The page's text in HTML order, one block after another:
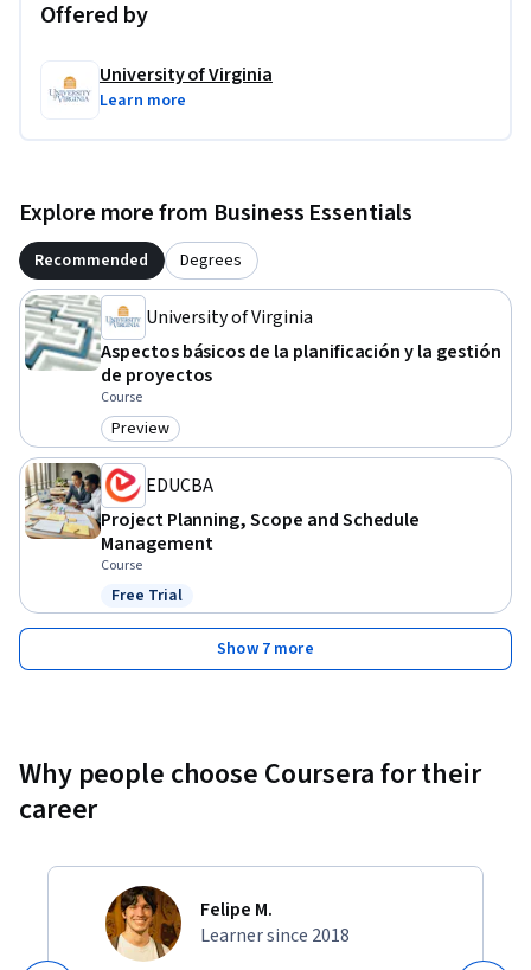
Offered by
University of Virginia
Learn more
Explore more from Business Essentials
Recommended Degrees
University of Virginia
Aspectos básicos de la planificación y la gestión
de proyectos
Course
Category: Preview
Preview
EDUCBA
Project Planning, Scope and Schedule
Management
Course
Status: Free Trial
Free Trial
Show 7 more
Why people choose Coursera for their
career
Felipe M.
Learner since 2018